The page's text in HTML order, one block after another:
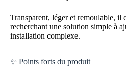
Transparent, léger et remoulable, il
recherchant une solution simple à
installation complexe.
✨ Points forts du produit